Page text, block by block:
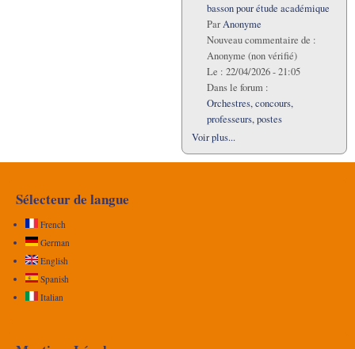
basson pour étude académique
ParAnonyme
Nouveau commentaire de :
Anonyme (non vérifié)
Le : 22/04/2026 - 21:05
Dans le forum :
Orchestres, concours,
professeurs, postes
Voir plus...
Sélecteur de langue
French
German
English
Spanish
Italian